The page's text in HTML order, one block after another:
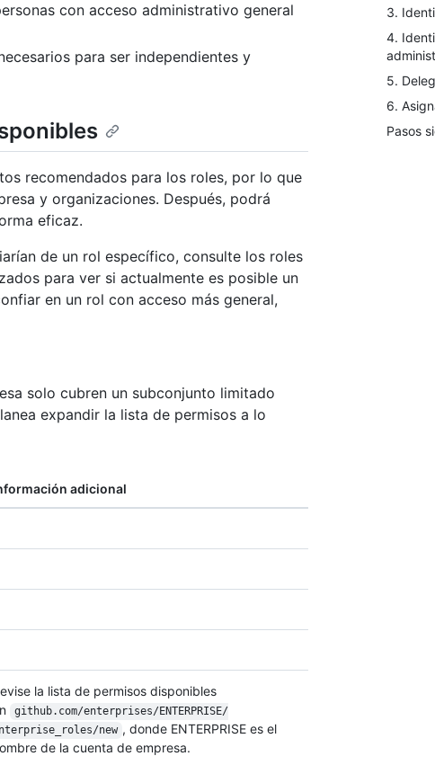
3.
4.
5.
6.
Pasos
con acceso administrativo general
para ser independientes y
recomendados para los roles, por lo que
y organizaciones. Después, podrá
eficaz.
de un rol específico, consulte los roles
para ver si actualmente es posible un
en un rol con acceso más general,
solo cubren un subconjunto limitado
expandir la lista de permisos a lo
adicional
la lista de permisos disponibles
github.com/enterprises/ENTERPRISE/
new , donde ENTERPRISE es el
de la cuenta de empresa.